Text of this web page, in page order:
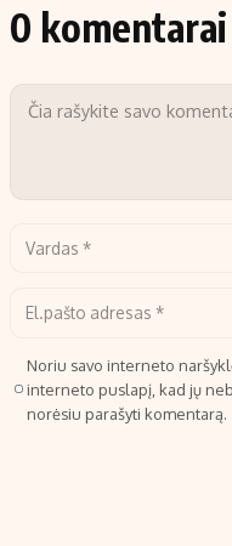
0 komentarai
Noriu savo interneto
interneto puslapį, kad jų
norėsiu parašyti komentarą.